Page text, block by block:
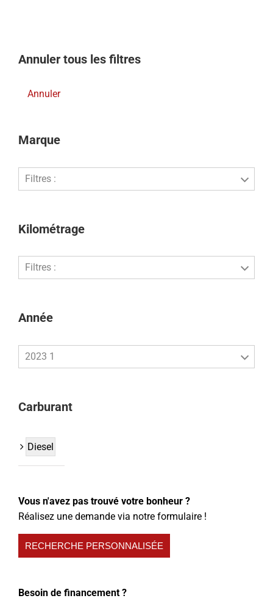
Annuler tous les filtres
Annuler
Marque
Filtres :
Kilométrage
Filtres :
Année
2023 1
Carburant
Diesel
Vous n'avez pas trouvé votre bonheur ?
Réalisez une demande via notre formulaire !
RECHERCHE PERSONNALISÉE
Besoin de financement ?